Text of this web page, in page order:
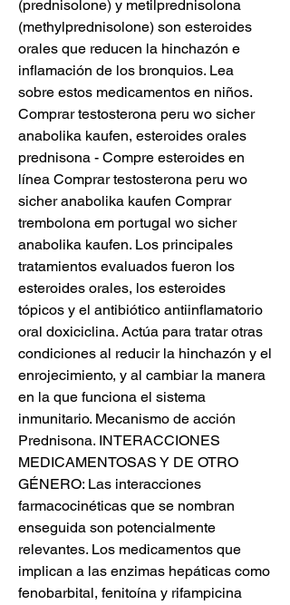
(prednisolone) y metilprednisolona
(methylprednisolone) son esteroides
orales que reducen la hinchazón e
inflamación de los bronquios. Lea
sobre estos medicamentos en niños.
Comprar testosterona peru wo sicher
anabolika kaufen, esteroides orales
prednisona - Compre esteroides en
línea Comprar testosterona peru wo
sicher anabolika kaufen Comprar
trembolona em portugal wo sicher
anabolika kaufen. Los principales
tratamientos evaluados fueron los
esteroides orales, los esteroides
tópicos y el antibiótico antiinflamatorio
oral doxiciclina. Actúa para tratar otras
condiciones al reducir la hinchazón y el
enrojecimiento, y al cambiar la manera
en la que funciona el sistema
inmunitario. Mecanismo de acción
Prednisona. INTERACCIONES
MEDICAMENTOSAS Y DE OTRO
GÉNERO: Las interacciones
farmacocinéticas que se nombran
enseguida son potencialmente
relevantes. Los medicamentos que
implican a las enzimas hepáticas como
fenobarbital, fenitoína y rifampicina